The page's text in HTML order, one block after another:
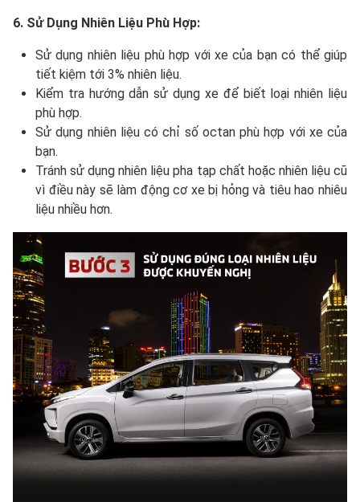
6. Sử Dụng Nhiên Liệu Phù Hợp:
Sử dụng nhiên liệu phù hợp với xe của bạn có thể giúp
tiết kiệm tới 3% nhiên liệu.
Kiểm tra hướng dẫn sử dụng xe để biết loại nhiên liệu
phù hợp.
Sử dụng nhiên liệu có chỉ số octan phù hợp với xe của
bạn.
Tránh sử dụng nhiên liệu pha tạp chất hoặc nhiên liệu cũ
vì điều này sẽ làm động cơ xe bị hỏng và tiêu hao nhiêu
liệu nhiều hơn.